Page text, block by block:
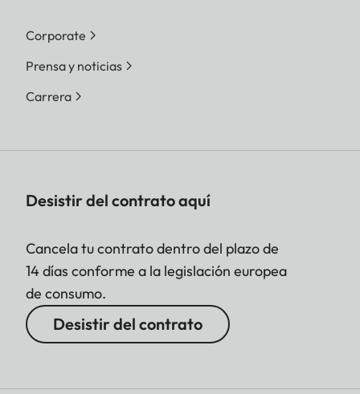
Corporate
Prensa y noticias
Carrera
Desistir del contrato aquí
Cancela tu contrato dentro del plazo de
14 días conforme a la legislación europea
de consumo.
Desistir del contrato